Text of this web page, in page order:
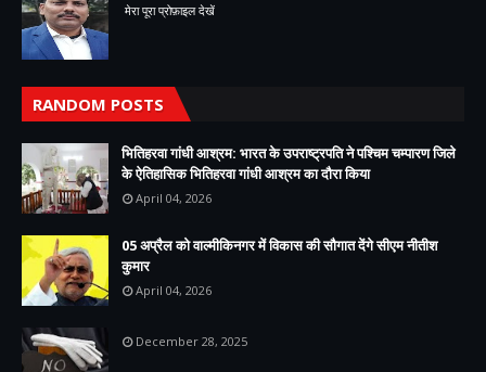
मेरा पूरा प्रोफ़ाइल देखें
RANDOM POSTS
भितिहरवा गांधी आश्रम: भारत के उपराष्ट्रपति ने पश्चिम चम्पारण जिले
के ऐतिहासिक भितिहरवा गांधी आश्रम का दौरा किया
April 04, 2026
05 अप्रैल को वाल्मीकिनगर में विकास की सौगात देंगे सीएम नीतीश
कुमार
April 04, 2026
December 28, 2025